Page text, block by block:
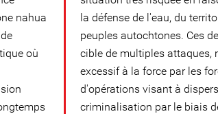
nahua
où
la défense de l'eau, du
peuples autochtones. Ces
cible de multiples attaques,
excessif à la force par les
d'opérations visant à
criminalisation par le biais